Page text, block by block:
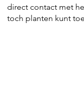
direct contact met
toch planten kunt